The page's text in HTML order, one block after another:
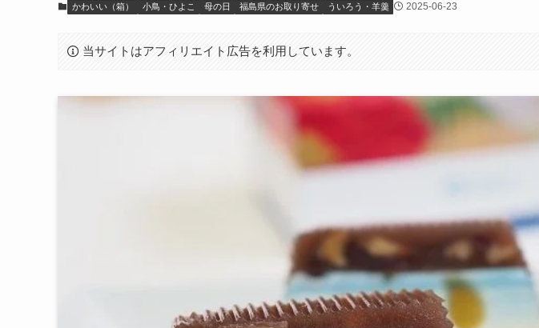
かわいい（箱） 小鳥・ひよこ 母の日 福島県のお取り寄せ ういろう・羊羹 2025-06-23
当サイトはアフィリエイト広告を利用しています。